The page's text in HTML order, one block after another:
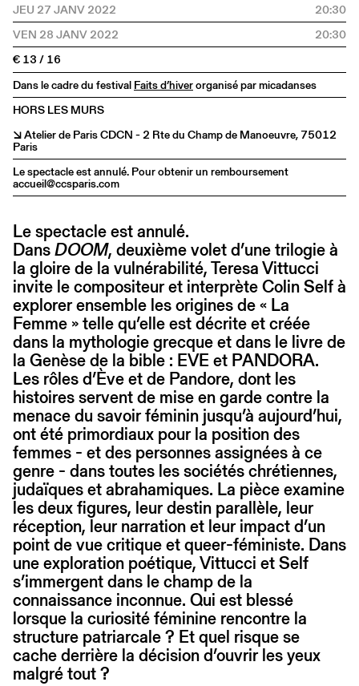
JEU 27 JANV 2022
20:30
VEN 28 JANV 2022
20:30
€ 13 / 16
Dans le cadre du festival Faits d’hiverorganisé par micadanses
HORS LES MURS
↘ Atelier de Paris CDCN - 2 Rte du Champ de Manoeuvre, 75012
Paris
Le spectacle est annulé. Pour obtenir un remboursement
accueil@ccsparis.com
Le spectacle est annulé.
DansDOOM, deuxième volet d’une trilogie à
la gloire de la vulnérabilité, Teresa Vittucci
invite le compositeur et interprète Colin Self à
explorer ensemble les origines de « La
Femme » telle qu’elle est décrite et créée
dans la mythologie grecque et dans le livre de
la Genèse de la bible : EVE et PANDORA.
Les rôles d’Ève et de Pandore, dont les
histoires servent de mise en garde contre la
menace du savoir féminin jusqu’à aujourd’hui,
ont été primordiaux pour la position des
femmes - et des personnes assignées à ce
genre - dans toutes les sociétés chrétiennes,
judaïques et abrahamiques. La pièce examine
les deux figures, leur destin parallèle, leur
réception, leur narration et leur impact d’un
point de vue critique et queer-féministe. Dans
une exploration poétique, Vittucci et Self
s’immergent dans le champ de la
connaissance inconnue. Qui est blessé
lorsque la curiosité féminine rencontre la
structure patriarcale ? Et quel risque se
cache derrière la décision d’ouvrir les yeux
malgré tout ?